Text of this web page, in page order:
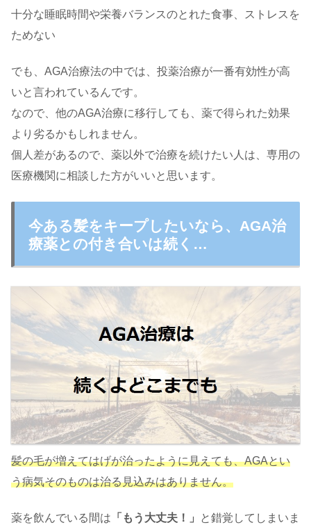
十分な睡眠時間や栄養バランスのとれた食事、ストレスを
ためない
でも、AGA治療法の中では、投薬治療が一番有効性が高
いと言われているんです。
なので、他のAGA治療に移行しても、薬で得られた効果
より劣るかもしれません。
個人差があるので、薬以外で治療を続けたい人は、専用の
医療機関に相談した方がいいと思います。
今ある髪をキープしたいなら、AGA治
療薬との付き合いは続く…
髪の毛が増えてはげが治ったように見えても、AGAとい
う病気そのものは治る見込みはありません。
薬を飲んでいる間は 「もう大丈夫！」
と錯覚してしまいま